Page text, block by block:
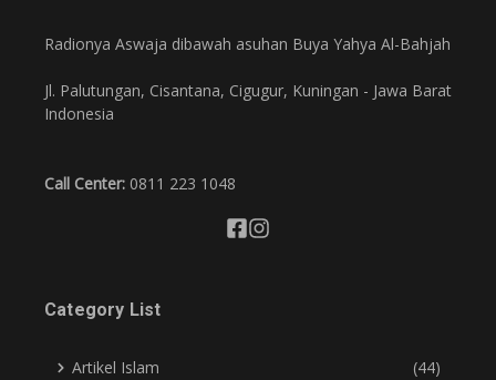
Radionya Aswaja dibawah asuhan Buya Yahya Al-Bahjah
Jl. Palutungan, Cisantana, Cigugur, Kuningan - Jawa Barat
Indonesia
Call Center: 0811 223 1048
Category List
Artikel Islam (44)